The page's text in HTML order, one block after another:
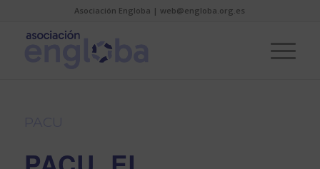
Asociación Engloba | web@engloba.org.es